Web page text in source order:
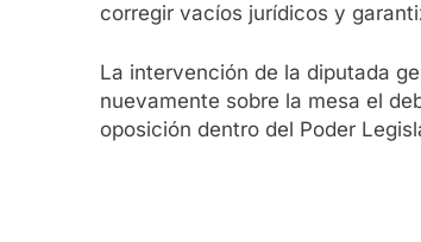
corregir vacíos jurídicos y
La intervención de la diputada
nuevamente sobre la mesa el
oposición dentro del Poder